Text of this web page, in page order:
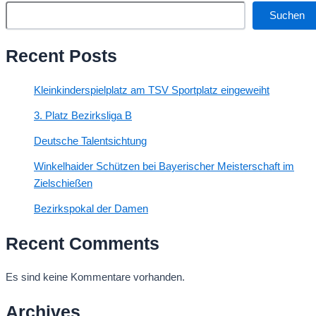
Suchen
Recent Posts
Kleinkinderspielplatz am TSV Sportplatz eingeweiht
3. Platz Bezirksliga B
Deutsche Talentsichtung
Winkelhaider Schützen bei Bayerischer Meisterschaft im
Zielschießen
Bezirkspokal der Damen
Recent Comments
Es sind keine Kommentare vorhanden.
Archives